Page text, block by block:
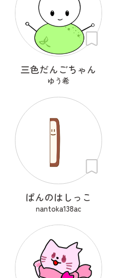
三色だんごちゃん
ゆう希
ぱんのはしっこ
nantoka138ac